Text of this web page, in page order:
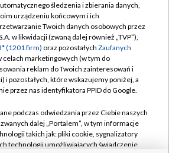
TVP
TVP
Cyfrowa
Regulamin TVP
prywatności
Moje zgody
Pomoc
Kontakt
śledzenia i zbierania danych,
urządzeniu końcowym i ich
Twoich danych osobowych przez
w likwidacji (zwaną dalej również „TVP”),
(1201 firm) oraz pozostałych Zaufanych
celach marketingowych (w tym do
reklam do Twoich zainteresowań i
i pozostałych, które wskazujemy poniżej, a
przez nas identyfikatora PPID do Google.
podczas odwiedzania przez Ciebie naszych
zwanych dalej „Portalem”, w tym informacje
takich jak: pliki cookie, sygnalizatory
technologii umożliwiających świadczenie